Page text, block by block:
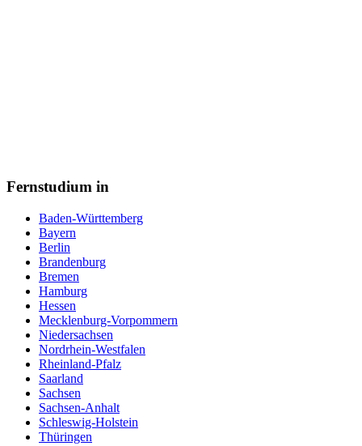
Fernstudium in
Baden-Württemberg
Bayern
Berlin
Brandenburg
Bremen
Hamburg
Hessen
Mecklenburg-Vorpommern
Niedersachsen
Nordrhein-Westfalen
Rheinland-Pfalz
Saarland
Sachsen
Sachsen-Anhalt
Schleswig-Holstein
Thüringen